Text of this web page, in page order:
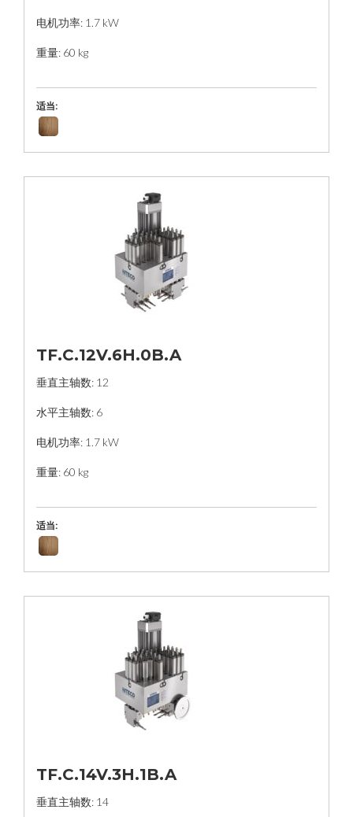
电机功率: 1.7 kW
重量: 60 kg
适当:
TF.C.12V.6H.0B.A
垂直主轴数: 12
水平主轴数: 6
电机功率: 1.7 kW
重量: 60 kg
适当:
TF.C.14V.3H.1B.A
垂直主轴数: 14